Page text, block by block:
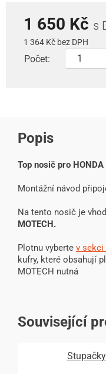
1 650 Kč s
1 364 Kč bez DPH
Počet:
Popis
Top nosič pro
Montážní návod
Na tento nosič je
MOTECH.
Plotnu vyberte v sekci
kufry, které obsahují
MOTECH nutná
Související